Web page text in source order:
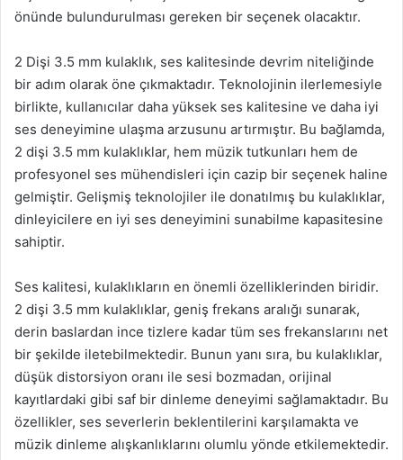
önünde bulundurulması gereken bir seçenek olacaktır.
2 Dişi 3.5 mm kulaklık, ses kalitesinde devrim niteliğinde
bir adım olarak öne çıkmaktadır. Teknolojinin ilerlemesiyle
birlikte, kullanıcılar daha yüksek ses kalitesine ve daha iyi
ses deneyimine ulaşma arzusunu artırmıştır. Bu bağlamda,
2 dişi 3.5 mm kulaklıklar, hem müzik tutkunları hem de
profesyonel ses mühendisleri için cazip bir seçenek haline
gelmiştir. Gelişmiş teknolojiler ile donatılmış bu kulaklıklar,
dinleyicilere en iyi ses deneyimini sunabilme kapasitesine
sahiptir.
Ses kalitesi, kulaklıkların en önemli özelliklerinden biridir.
2 dişi 3.5 mm kulaklıklar, geniş frekans aralığı sunarak,
derin baslardan ince tizlere kadar tüm ses frekanslarını net
bir şekilde iletebilmektedir. Bunun yanı sıra, bu kulaklıklar,
düşük distorsiyon oranı ile sesi bozmadan, orijinal
kayıtlardaki gibi saf bir dinleme deneyimi sağlamaktadır. Bu
özellikler, ses severlerin beklentilerini karşılamakta ve
müzik dinleme alışkanlıklarını olumlu yönde etkilemektedir.